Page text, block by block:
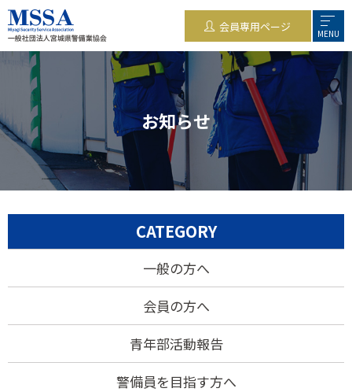
会員専用ページ MENU
お知らせ
CATEGORY
一般の方へ
会員の方へ
青年部活動報告
警備員を目指す方へ